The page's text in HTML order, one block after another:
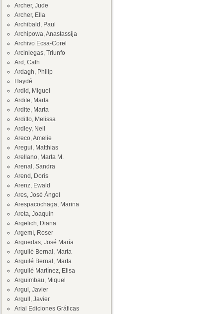
Archer, Jude
Archer, Ella
Archibald, Paul
Archipowa, Anastassija
Archivo Ecsa-Corel
Arciniegas, Triunfo
Ard, Cath
Ardagh, Philip
Haydé
Ardid, Miguel
Ardite, Marta
Ardite, Marta
Arditto, Melissa
Ardley, Neil
Areco, Amelie
Aregui, Matthias
Arellano, Marta M.
Arenal, Sandra
Arend, Doris
Arenz, Ewald
Ares, José Ángel
Arespacochaga, Marina
Areta, Joaquín
Argelich, Diana
Argemí, Roser
Arguedas, José María
Arguilé Bernal, Marta
Arguilé Bernal, Marta
Arguilé Martínez, Elisa
Arguimbau, Miquel
Argul, Javier
Argull, Javier
Arial Ediciones Gráficas